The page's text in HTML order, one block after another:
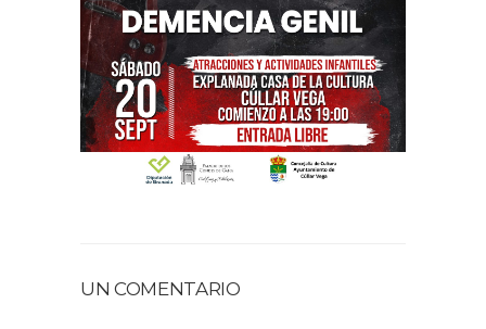
UN COMENTARIO